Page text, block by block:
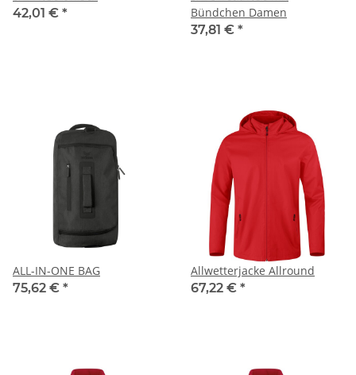
42,01 € *
Bündchen Damen
37,81 € *
ALL-IN-ONE BAG
75,62 € *
Allwetterjacke Allround
67,22 € *